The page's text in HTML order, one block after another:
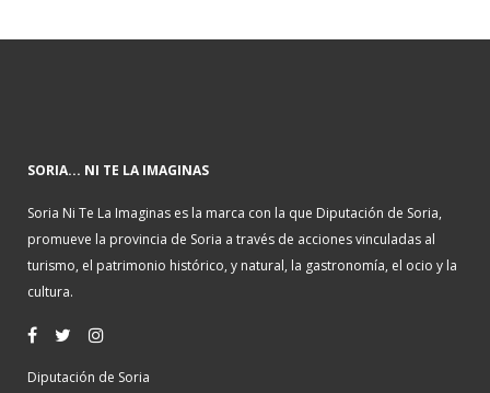
SORIA... NI TE LA IMAGINAS
Soria Ni Te La Imaginas es la marca con la que Diputación de Soria,
promueve la provincia de Soria a través de acciones vinculadas al
turismo, el patrimonio histórico, y natural, la gastronomía, el ocio y la
cultura.
Diputación de Soria